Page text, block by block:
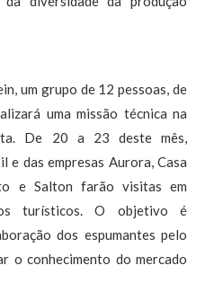
um grupo de 12 pessoas, de
uma missão técnica na
De 20 a 23 deste mês,
das empresas Aurora, Casa
e Salton farão visitas em
turísticos. O objetivo é
dos espumantes pelo
o conhecimento do mercado